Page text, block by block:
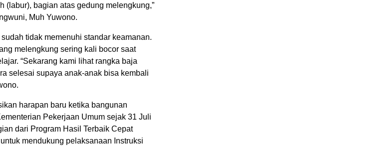
(labur), bagian atas gedung melengkung,”
Muh Yuwono.
tidak memenuhi standar keamanan.
melengkung sering kali bocor saat
“Sekarang kami lihat rangka baja
selesai supaya anak-anak bisa kembali
harapan baru ketika bangunan
Pekerjaan Umum sejak 31 Juli
dari Program Hasil Terbaik Cepat
mendukung pelaksanaan Instruksi